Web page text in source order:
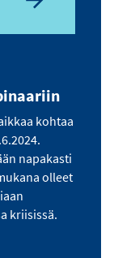
kohtaa
napakasti
olleet
kriisissä.